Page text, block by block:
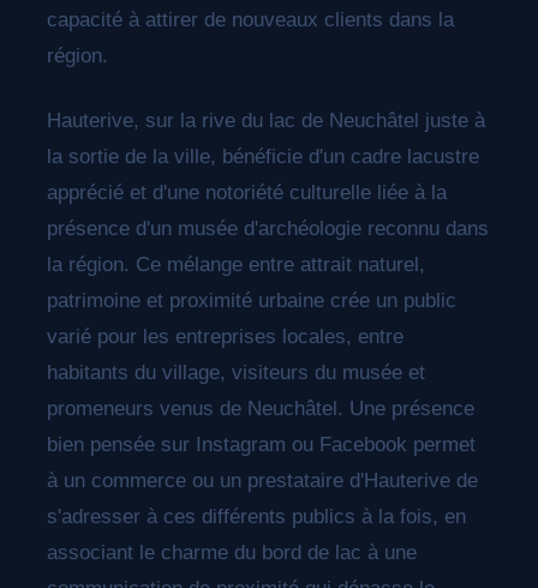
capacité à attirer de nouveaux clients dans la
région.
Hauterive, sur la rive du lac de Neuchâtel juste à
la sortie de la ville, bénéficie d'un cadre lacustre
apprécié et d'une notoriété culturelle liée à la
présence d'un musée d'archéologie reconnu dans
la région. Ce mélange entre attrait naturel,
patrimoine et proximité urbaine crée un public
varié pour les entreprises locales, entre
habitants du village, visiteurs du musée et
promeneurs venus de Neuchâtel. Une présence
bien pensée sur Instagram ou Facebook permet
à un commerce ou un prestataire d'Hauterive de
s'adresser à ces différents publics à la fois, en
associant le charme du bord de lac à une